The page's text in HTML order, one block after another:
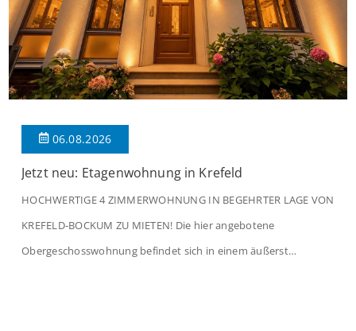
06.08.2026
Jetzt neu: Etagenwohnung in Krefeld
HOCHWERTIGE 4 ZIMMERWOHNUNG IN BEGEHRTER LAGE VON
KREFELD-BOCKUM ZU MIETEN! Die hier angebotene
Obergeschosswohnung befindet sich in einem äußerst